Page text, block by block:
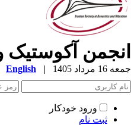
آکوستیک و
مرداد 1405 |
English
ورود خودکار
ثبت نام